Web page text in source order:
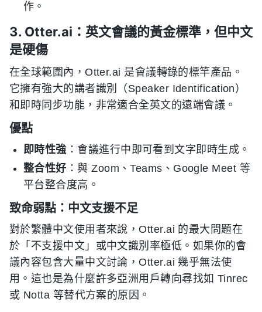
作。
3. Otter.ai：英文會議的黃金標準，但中文
是硬傷
在全球範圍內，Otter.ai 是會議轉錄的標竿產品。
它擁有強大的講者識別（Speaker Identification）
和即時同步功能，非常適合全英文的遠端會議。
優點
即時性強 ：會議進行中即可看到文字即時生成。
整合性好 ：與 Zoom、Teams、Google Meet 等
平台整合度高。
致命弱點：中文支援不足
對於繁體中文使用者來說，Otter.ai 的最大問題在
於「不支援中文」或中文識別率極低。如果你的會
議內容包含大量中文討論，Otter.ai 幾乎無法使
用。這也是為什麼許多亞洲用戶轉向尋找如 Tinrec
或 Notta 等替代方案的原因。